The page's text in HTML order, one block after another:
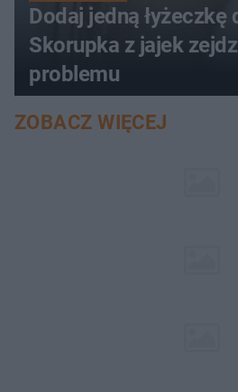
Dodaj jedną łyżeczkę
Skorupka z jajek
problemu
ZOBACZ WIĘCEJ